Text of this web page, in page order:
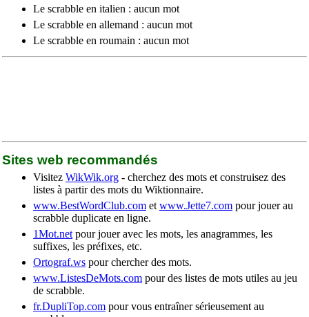
Le scrabble en italien : aucun mot
Le scrabble en allemand : aucun mot
Le scrabble en roumain : aucun mot
Sites web recommandés
Visitez WikWik.org - cherchez des mots et construisez des
listes à partir des mots du Wiktionnaire.
www.BestWordClub.com et www.Jette7.com pour jouer au
scrabble duplicate en ligne.
1Mot.net pour jouer avec les mots, les anagrammes, les
suffixes, les préfixes, etc.
Ortograf.ws pour chercher des mots.
www.ListesDeMots.com pour des listes de mots utiles au jeu
de scrabble.
fr.DupliTop.com pour vous entraîner sérieusement au